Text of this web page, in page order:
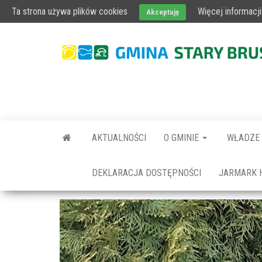
AKTUALNOŚCI OBWIESZCZENIE WÓJTA FUNDUSZE
AKTUALNOŚCI O GMINIE WŁADZE
DEKLARACJA DOSTĘPNOŚCI JARMARK
Ta strona używa plików cookies Akceptuję Więcej informacji